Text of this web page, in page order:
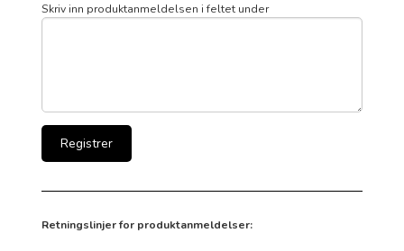
Skriv inn produktanmeldelsen i feltet under
Retningslinjer for produktanmeldelser: